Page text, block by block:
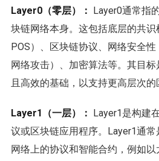
Layer0（零层）： Layer0通常指
块链网络本身。这包括底层的共识
POS）、区块链协议、网络安全
网络攻击）、加密算法等。其目
且高效的基础，以支持更高层次的
Layer1（一层）： Layer1是构建
议或区块链应用程序。Layer1通
网络上的协议和智能合约，例如